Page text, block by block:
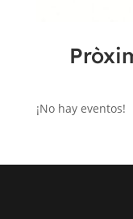
¡No hay eventos!